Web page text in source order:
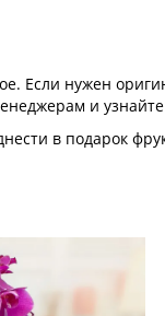
Если нужен
и
в подарок